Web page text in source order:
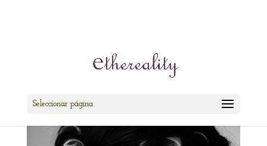
Seleccionar página